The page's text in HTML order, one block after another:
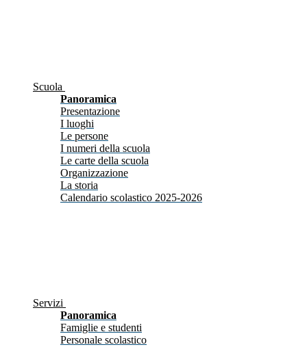
Scuola
Panoramica
Presentazione
I luoghi
Le persone
I numeri della scuola
Le carte della scuola
Organizzazione
La storia
Calendario scolastico 2025-2026
Servizi
Panoramica
Famiglie e studenti
Personale scolastico